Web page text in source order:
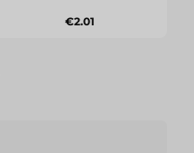
€2.01